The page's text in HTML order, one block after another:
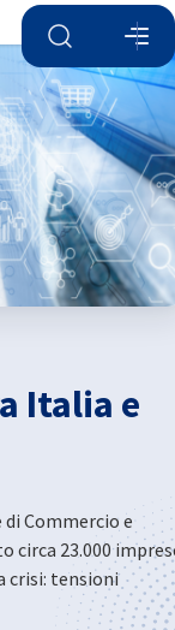
Aprire la
Italia e
di Commercio e
circa 23.000
crisi: tensioni